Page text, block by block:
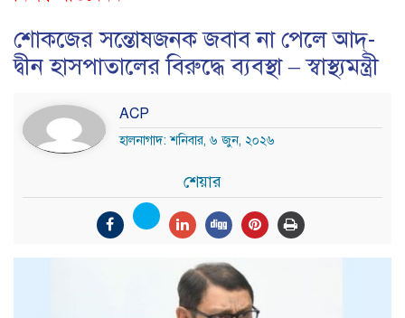
শোকজের সন্তোষজনক জবাব না পেলে আদ্-
দ্বীন হাসপাতালের বিরুদ্ধে ব্যবস্থা – স্বাস্থ্যমন্ত্রী
ACP
হালনাগাদ: শনিবার, ৬ জুন, ২০২৬
শেয়ার